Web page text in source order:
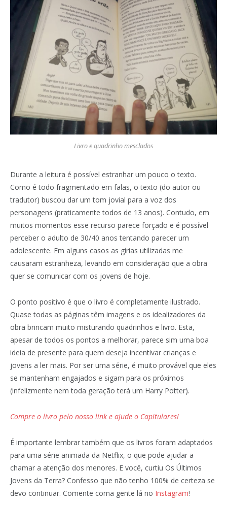
Livro e quadrinho mesclados
Durante a leitura é possível estranhar um pouco o texto.
Como é todo fragmentado em falas, o texto (do autor ou
tradutor) buscou dar um tom jovial para a voz dos
personagens (praticamente todos de 13 anos). Contudo, em
muitos momentos esse recurso parece forçado e é possível
perceber o adulto de 30/40 anos tentando parecer um
adolescente. Em alguns casos as gírias utilizadas me
causaram estranheza, levando em consideração que a obra
quer se comunicar com os jovens de hoje.
O ponto positivo é que o livro é completamente ilustrado.
Quase todas as páginas têm imagens e os idealizadores da
obra brincam muito misturando quadrinhos e livro. Esta,
apesar de todos os pontos a melhorar, parece sim uma boa
ideia de presente para quem deseja incentivar crianças e
jovens a ler mais. Por ser uma série, é muito provável que eles
se mantenham engajados e sigam para os próximos
(infelizmente nem toda geração terá um Harry Potter).
Compre o livro pelo nosso link e ajude o Capitulares!
É importante lembrar também que os livros foram adaptados
para uma série animada da Netflix, o que pode ajudar a
chamar a atenção dos menores. E você, curtiu Os Últimos
Jovens da Terra? Confesso que não tenho 100% de certeza se
devo continuar. Comente coma gente lá no Instagram!